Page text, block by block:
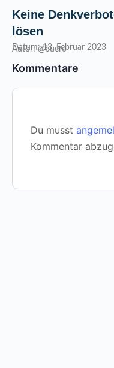
Keine
lösen
Datum: 13. Februar 2023
Autor: @buero
Kommentare
Du musst
Kommentar